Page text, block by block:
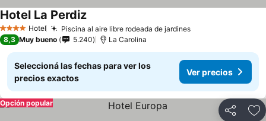
4 EstrellasHotel Piscina al aire libre rodeada de jardines
Hotel La Perdiz
8,3 Muy bueno 5.240 La Carolina
Seleccioná las fechas para ver los
precios exactos
Ver precios
Compartir
Opción popular